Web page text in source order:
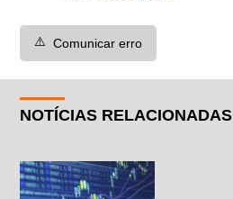
⚠️ Comunicar erro
NOTÍCIAS RELACIONADAS